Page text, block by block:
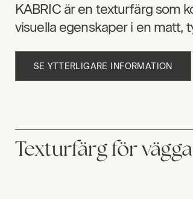
KABRIC är en texturfärg som
visuella egenskaper i en matt,
SE YTTERLIGARE INFORMATION
Texturfärg för